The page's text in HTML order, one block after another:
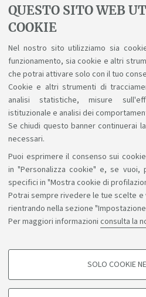
QUESTO SITO WEB
COOKIE
Nel nostro sito utilizziamo sia
funzionamento, sia cookie e altri
che potrai attivare solo con il tuo
Cookie e altri strumenti di
analisi statistiche, misure
istituzionale e analisi dei
Se chiudi questo banner continuerai
necessari.
Puoi esprimere il consenso sui
in "Personalizza cookie" e, se vuoi,
specifici in "Mostra cookie di
Potrai sempre rivedere le tue scelte
rientrando nella sezione
Per maggiori informazioni consulta la
COOKIE DI PROFILAZIONE -
SOLO COOKIE
FORMAZIONE
Formazione sulla sicurezza
Sosteniamo il diritto
Seguici su: